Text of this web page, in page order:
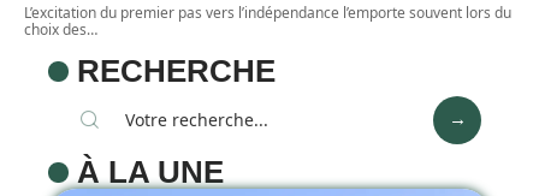
L’excitation du premier pas vers l’indépendance l’emporte souvent lors du
choix des…
RECHERCHE
À LA UNE